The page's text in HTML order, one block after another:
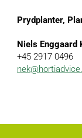
Prydplanter,
Niels Enggaard
+45 2917 0496